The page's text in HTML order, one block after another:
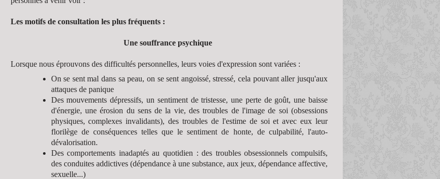
Les motifs de consultation les plus fréquents :
Une souffrance psychique
Lorsque nous éprouvons des difficultés personnelles, leurs voies d'expression sont variées :
On se sent mal dans sa peau, on se sent angoissé, stressé, cela pouvant aller jusqu'aux
attaques de panique
Des mouvements dépressifs, un sentiment de tristesse, une perte de goût, une baisse
d'énergie, une érosion du sens de la vie, des troubles de l'image de soi (obsessions
physiques, complexes invalidants), des troubles de l'estime de soi et avec eux leur
florilège de conséquences telles que le sentiment de honte, de culpabilité, l'auto-
dévalorisation.
Des comportements inadaptés au quotidien : des troubles obsessionnels compulsifs,
des conduites addictives (dépendance à une substance, aux jeux, dépendance affective,
sexuelle...)